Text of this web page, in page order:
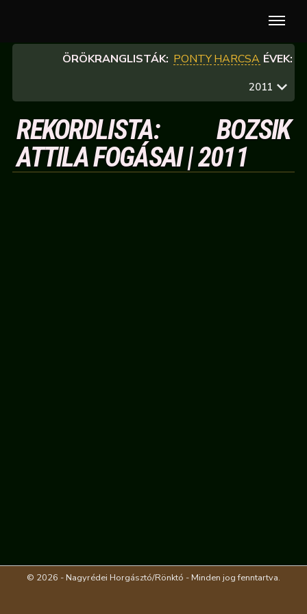
ÖRÖKRANGLISTÁK: PONTYHARCSA ÉVEK:
2011
REKORDLISTA: BOZSIK
ATTILA FOGÁSAI | 2011
© 2026 - Nagyrédei Horgásztó/Rönktó - Minden jog fenntartva.